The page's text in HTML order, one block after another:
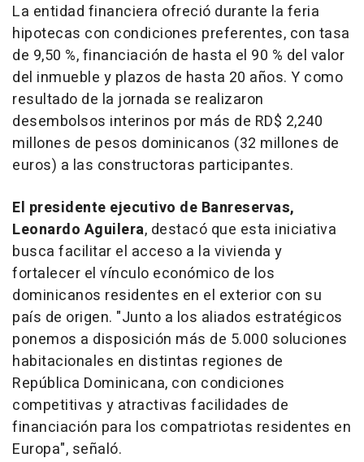
La entidad financiera ofreció durante la feria
hipotecas con condiciones preferentes, con tasa
de 9,50 %, financiación de hasta el 90 % del valor
del inmueble y plazos de hasta 20 años. Y como
resultado de la jornada se realizaron
desembolsos interinos por más de RD$ 2,240
millones de pesos dominicanos (32 millones de
euros) a las constructoras participantes.
El presidente ejecutivo de Banreservas,
Leonardo Aguilera, destacó que esta iniciativa
busca facilitar el acceso a la vivienda y
fortalecer el vínculo económico de los
dominicanos residentes en el exterior con su
país de origen. "Junto a los aliados estratégicos
ponemos a disposición más de 5.000 soluciones
habitacionales en distintas regiones de
República Dominicana, con condiciones
competitivas y atractivas facilidades de
financiación para los compatriotas residentes en
Europa", señaló.